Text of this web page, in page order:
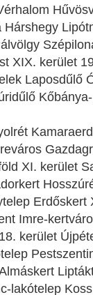
XIX. kerület
Laposdűlő
XI. kerület
Erdőskert
Imre-
kerület
lakótelep